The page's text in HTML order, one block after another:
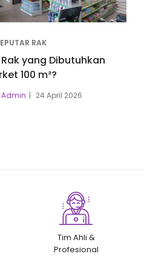
RAK
yang Dibutuhkan
100 m²?
Admin 24 April 2026
Tim Ahli &
Profesional